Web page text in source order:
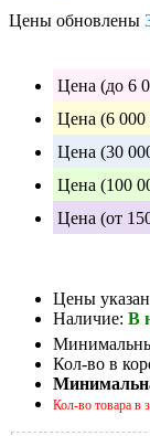
Цены обновлены
Цена (до 6
Цена (6 000
Цена (30
Цена (100
Цена (от
Цены
Наличие: В
Кол-во в
Кол-во товара в